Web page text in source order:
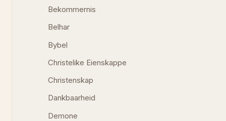
Bekommernis
Belhar
Bybel
Christelike Eienskappe
Christenskap
Dankbaarheid
Demone